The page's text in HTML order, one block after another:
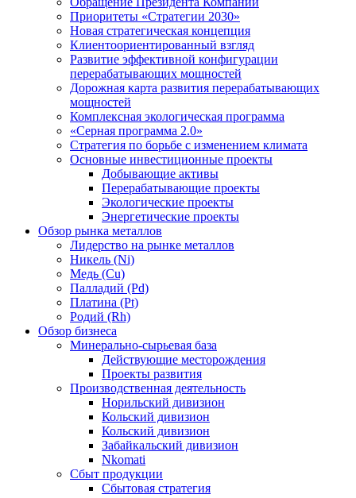
Приоритеты «Стратегии 2030»
Новая стратегическая концепция
Клиентоориентированный взгляд
Развитие эффективной конфигурации
перерабатывающих мощностей
Дорожная карта развития перерабатывающих
мощностей
Комплексная экологическая программа
«Серная программа 2.0»
Стратегия по борьбе с изменением климата
Основные инвестиционные проекты
Добывающие активы
Перерабатывающие проекты
Экологические проекты
Энергетические проекты
Обзор рынка металлов
Лидерство на рынке металлов
Никель (Ni)
Медь (Cu)
Палладий (Pd)
Платина (Pt)
Родий (Rh)
Обзор бизнеса
Минерально-сырьевая база
Действующие месторождения
Проекты развития
Производственная деятельность
Норильский дивизион
Кольский дивизион
Кольский дивизион
Забайкальский дивизион
Nkomati
Сбыт продукции
Сбытовая стратегия